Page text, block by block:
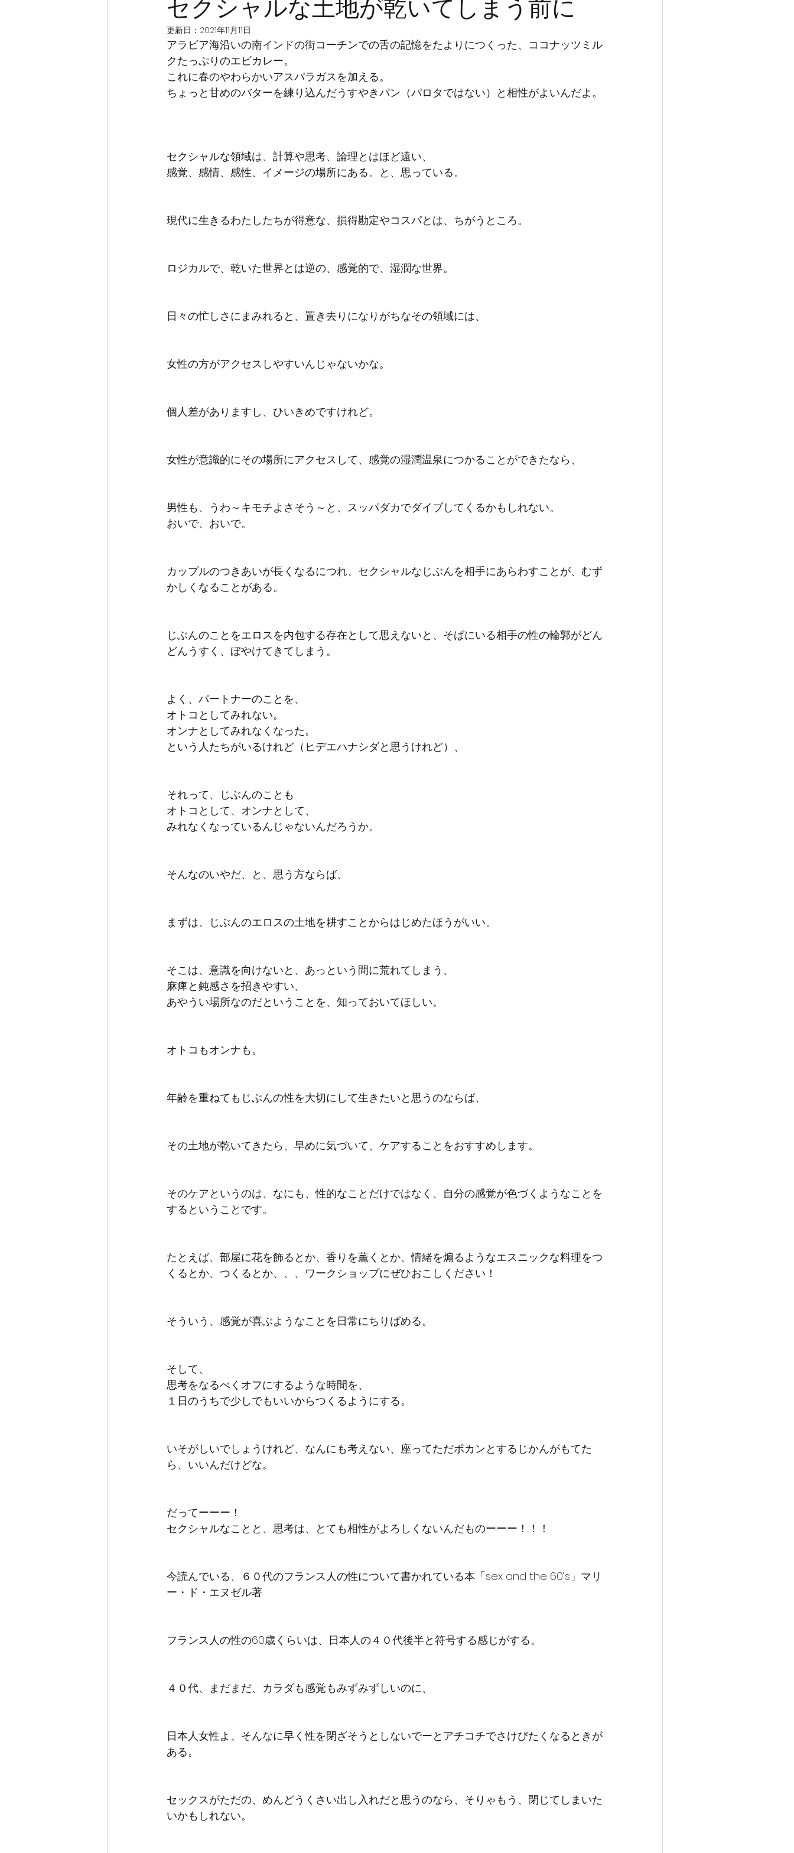
セクシャルな土地が乾いてしまう前に
更新日： 2021年11月11日
アラビア海沿いの南インドの街コーチンでの舌の記憶をたよりにつくった、ココナッツミル
クたっぷりのエビカレー。
これに春のやわらかいアスパラガスを加える。
ちょっと甘めのバターを練り込んだうすやきパン（パロタではない）と相性がよいんだよ。
セクシャルな領域は、計算や思考、論理とはほど遠い、
感覚、感情、感性、イメージの場所にある。と、思っている。
現代に生きるわたしたちが得意な、損得勘定やコスパとは、ちがうところ。
ロジカルで、乾いた世界とは逆の、感覚的で、湿潤な世界。
日々の忙しさにまみれると、置き去りになりがちなその領域には、
女性の方がアクセスしやすいんじゃないかな。
個人差がありますし、ひいきめですけれど。
女性が意識的にその場所にアクセスして、感覚の湿潤温泉につかることができたなら、
男性も、うわ～キモチよさそう～と、スッパダカでダイブしてくるかもしれない。
おいで、おいで。
カップルのつきあいが長くなるにつれ、セクシャルなじぶんを相手にあらわすことが、むず
かしくなることがある。
じぶんのことをエロスを内包する存在として思えないと、そばにいる相手の性の輪郭がどん
どんうすく、ぼやけてきてしまう。
よく、パートナーのことを、
オトコとしてみれない。
オンナとしてみれなくなった。
という人たちがいるけれど（ヒデエハナシダと思うけれど）、
それって、じぶんのことも
オトコとして、オンナとして、
みれなくなっているんじゃないんだろうか。
そんなのいやだ、と、思う方ならば、
まずは、じぶんのエロスの土地を耕すことからはじめたほうがいい。
そこは、意識を向けないと、あっという間に荒れてしまう、
麻痺と鈍感さを招きやすい、
あやうい場所なのだということを、知っておいてほしい。
オトコもオンナも。
年齢を重ねてもじぶんの性を大切にして生きたいと思うのならば、
その土地が乾いてきたら、早めに気づいて、ケアすることをおすすめします。
そのケアというのは、なにも、性的なことだけではなく、自分の感覚が色づくようなことを
するということです。
たとえば、部屋に花を飾るとか、香りを薫くとか、情緒を煽るようなエスニックな料理をつ
くるとか、つくるとか、、、ワークショップにぜひおこしください！
そういう、感覚が喜ぶようなことを日常にちりばめる。
そして、
思考をなるべくオフにするような時間を、
１日のうちで少しでもいいからつくるようにする。
いそがしいでしょうけれど、なんにも考えない、座ってただポカンとするじかんがもてた
ら、いいんだけどな。
だってーーー！
セクシャルなことと、思考は、とても相性がよろしくないんだものーーー！！！
今読んでいる、６０代のフランス人の性について書かれている本「sex and the 60’s」マリ
ー・ド・エヌゼル著
フランス人の性の60歳くらいは、日本人の４０代後半と符号する感じがする。
４０代、まだまだ、カラダも感覚もみずみずしいのに、
日本人女性よ、そんなに早く性を閉ざそうとしないでーとアチコチでさけびたくなるときが
ある。
セックスがただの、めんどうくさい出し入れだと思うのなら、そりゃもう、閉じてしまいた
いかもしれない。